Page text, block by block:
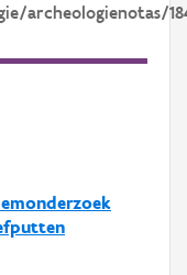
archeologienotas/